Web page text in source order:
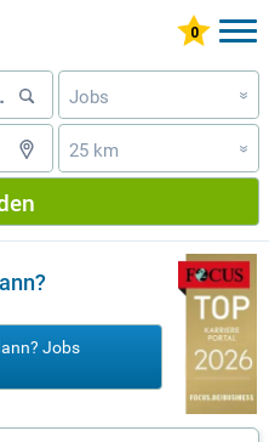
Jobs »
25 km »
Jobs